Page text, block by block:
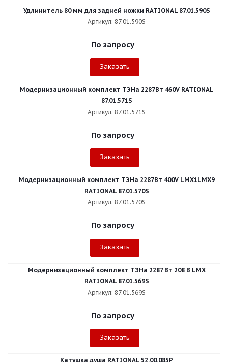
Удлинитель 80 мм для задней ножки RATIONAL 87.01.590S
Артикул: 87.01.590S
По запросу
Заказать
Модернизационный комплект ТЭНа 2287Вт 460V RATIONAL
87.01.571S
Артикул: 87.01.571S
По запросу
Заказать
Модернизационный комплект ТЭНа 2287Вт 400V LMX1LMX9
RATIONAL 87.01.570S
Артикул: 87.01.570S
По запросу
Заказать
Модернизационный комплект ТЭНа 2287 Вт 208 В LMX
RATIONAL 87.01.569S
Артикул: 87.01.569S
По запросу
Заказать
Катушка душа RATIONAL 52.00.085P